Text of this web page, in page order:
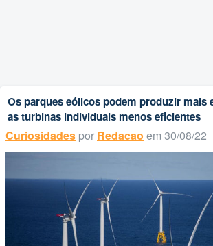
Os parques eólicos podem produzir mais
as turbinas individuais menos eficientes
Curiosidades por Redacao em 30/08/22